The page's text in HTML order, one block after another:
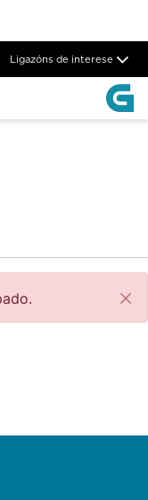
Ligazóns de interese